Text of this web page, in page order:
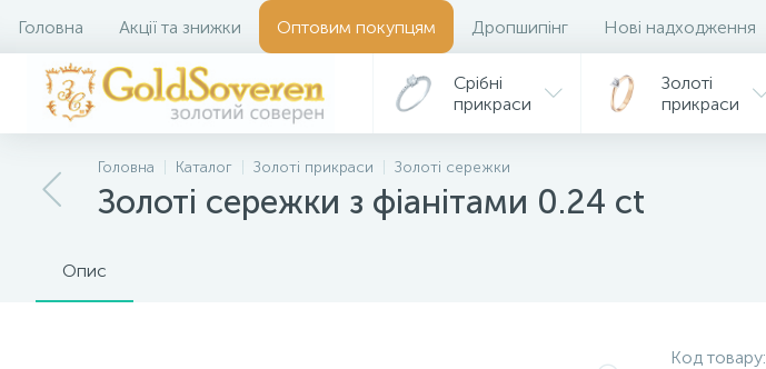
Головна Акції та знижки Оптовим покупцям Дропшипінг Нові надходження
Срібні
прикраси
Золоті
прикраси
Головна Каталог Золоті прикраси Золоті сережки
Золоті сережки з фіанітами 0.24 ct
Опис
Код товару: